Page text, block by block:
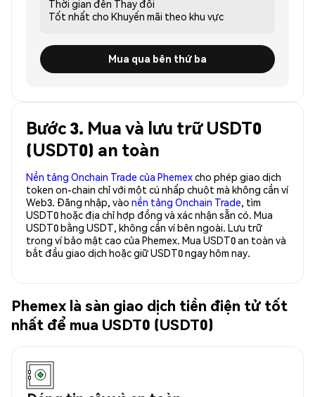
Thời gian đến Thay đổi
Tốt nhất cho Khuyến mãi theo khu vực
Mua qua bên thứ ba
Bước 3. Mua và lưu trữ USDT0
(USDT0) an toàn
Nền tảng Onchain Trade của Phemexcho phép giao dịch
token on-chain chỉ với một cú nhấp chuột mà không cần ví
Web3. Đăng nhập, vào nền tảng Onchain Trade, tìm
USDT0 hoặc địa chỉ hợp đồng và xác nhận sẵn có. Mua
USDT0 bằng USDT, không cần ví bên ngoài. Lưu trữ
trong ví bảo mật cao của Phemex. Mua USDT0 an toàn và
bắt đầu giao dịch hoặc giữ USDT0 ngay hôm nay.
Phemex là sàn giao dịch tiền điện tử tốt
nhất để mua USDT0 (USDT0)